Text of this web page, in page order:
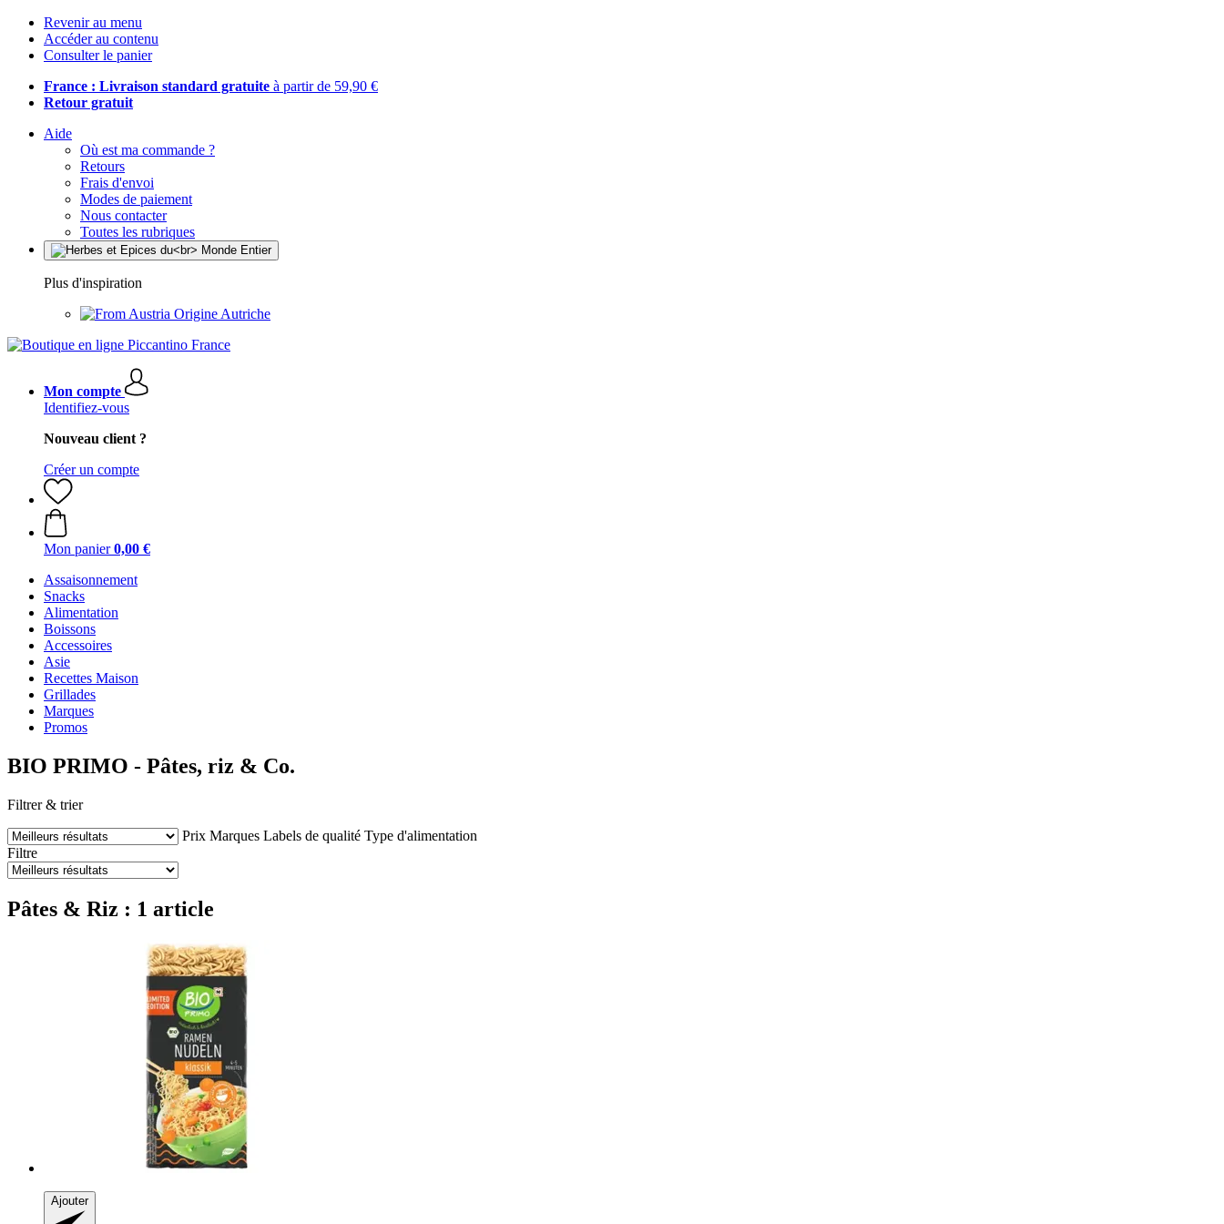
Revenir au menu
Accéder au contenu
Consulter le panier
France : Livraison standard gratuite à partir de 59,90 €
Retour gratuit
Aide
Où est ma commande ?
Retours
Frais d'envoi
Modes de paiement
Nous contacter
Toutes les rubriques
Plus d'inspiration
Origine Autriche
Mon compte
Identifiez-vous
Nouveau client ?
Créer un compte
Mon panier 0,00 €
Assaisonnement
Snacks
Alimentation
Boissons
Accessoires
Asie
Recettes Maison
Grillades
Marques
Promos
BIO PRIMO - Pâtes, riz & Co.
Filtrer & trier
Prix Marques Labels de qualité Type d'alimentation
Filtre
Pâtes & Riz : 1 article
Ajouter